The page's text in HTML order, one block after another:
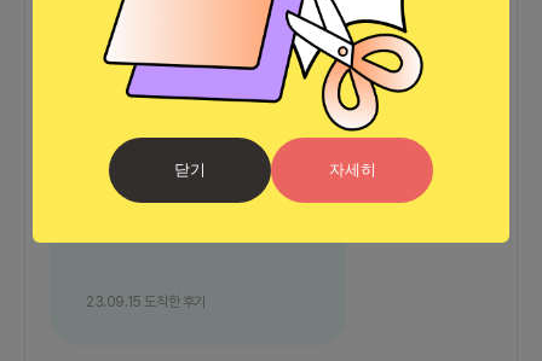
닫기 자세히
친절하십니다 :)
23.09.15 도착한 후기